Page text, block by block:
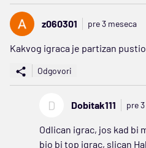
z060301 pre 3 meseca
Kakvog igraca je partizan pustio
Odgovori
D Dobitak111 pre
Odlican igrac, jos kad bi
bio bi top igrac, slican